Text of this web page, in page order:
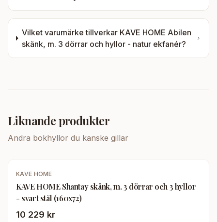
Vilket varumärke tillverkar KAVE HOME Abilen
skänk, m. 3 dörrar och hyllor - natur ekfanér?
Liknande produkter
Andra bokhyllor du kanske gillar
KAVE HOME
KAVE HOME Shantay skänk, m. 3 dörrar och 3 hyllor
- svart stål (160x72)
10 229 kr